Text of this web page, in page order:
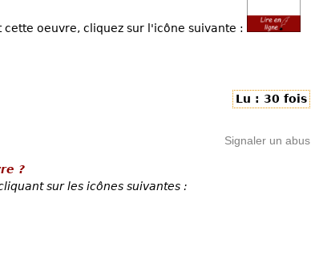
oeuvre, cliquez sur l'icône suivante :
Lu : 30 fois
Signaler un abus
?
sur les icônes suivantes :